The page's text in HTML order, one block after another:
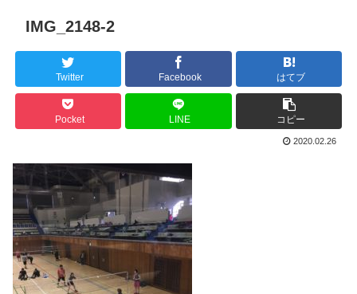
IMG_2148-2
Twitter Facebook はてブ
Pocket LINE コピー
2020.02.26